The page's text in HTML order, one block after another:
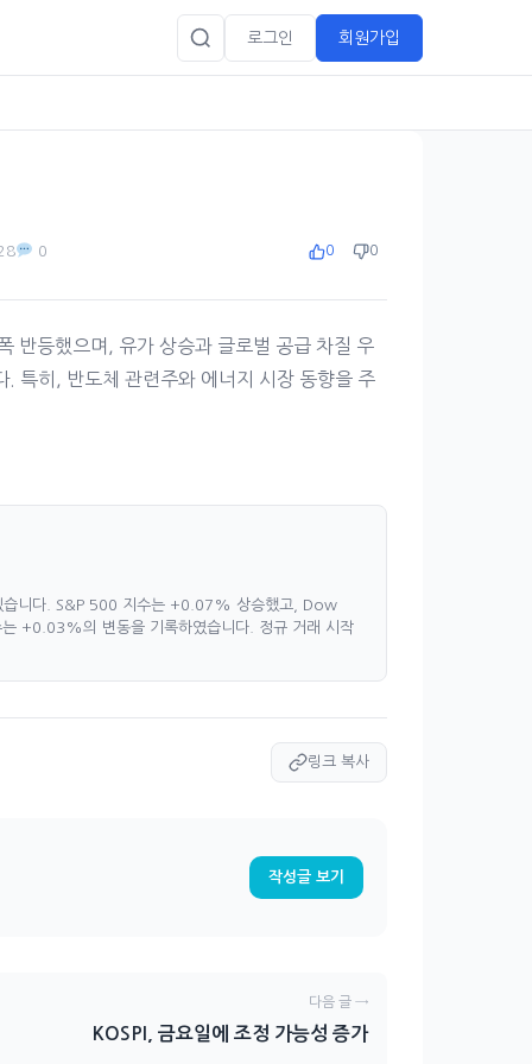
로그인 회원가입
0 0 0
반등했으며, 유가 상승과 글로벌 공급 차질 우
특히, 반도체 관련주와 에너지 시장 동향을 주
습니다. S&P 500 지수는 +0.07% 상승했고, Dow
+0.03%의 변동을 기록하였습니다. 정규 거래 시작
링크 복사
작성글 보기
다음 글 →
KOSPI, 금요일에 조정 가능성 증가